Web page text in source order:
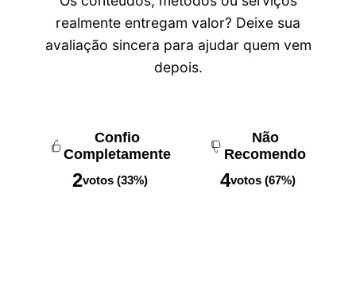
realmente entregam valor? Deixe sua
avaliação sincera para ajudar quem vem
depois.
Confio
Completamente
2votos (33%)
Não
Recomendo
4votos (67%)